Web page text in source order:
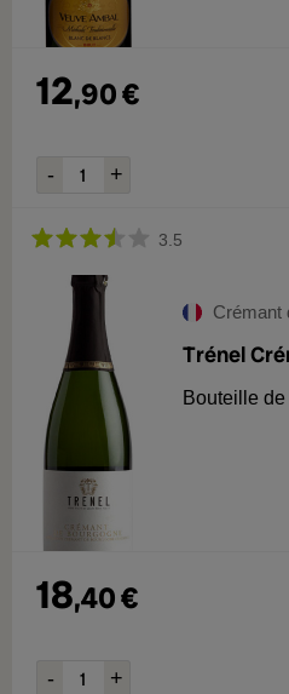
12,90€
3.5
Crémant
Trénel
Bouteille de
18,40€